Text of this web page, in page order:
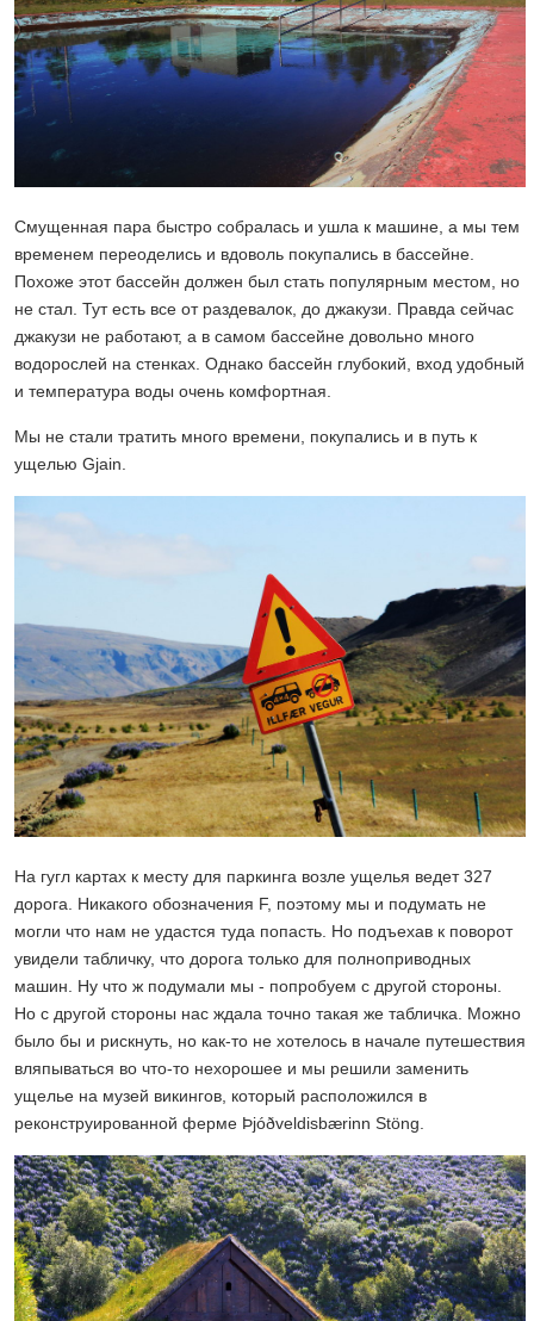
Смущенная пара быстро собралась и ушла к машине, а мы тем
временем переоделись и вдоволь покупались в бассейне.
Похоже этот бассейн должен был стать популярным местом, но
не стал. Тут есть все от раздевалок, до джакузи. Правда сейчас
джакузи не работают, а в самом бассейне довольно много
водорослей на стенках. Однако бассейн глубокий, вход удобный
и температура воды очень комфортная.
Мы не стали тратить много времени, покупались и в путь к
ущелью Gjain.
На гугл картах к месту для паркинга возле ущелья ведет 327
дорога. Никакого обозначения F, поэтому мы и подумать не
могли что нам не удастся туда попасть. Но подъехав к поворот
увидели табличку, что дорога только для полноприводных
машин. Ну что ж подумали мы - попробуем с другой стороны.
Но с другой стороны нас ждала точно такая же табличка. Можно
было бы и рискнуть, но как-то не хотелось в начале путешествия
вляпываться во что-то нехорошее и мы решили заменить
ущелье на музей викингов, который расположился в
реконструированной ферме Þjóðveldisbærinn Stöng.